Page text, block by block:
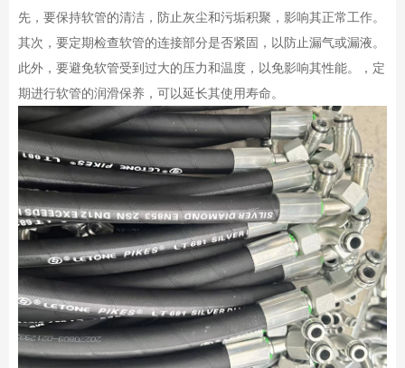
先，要保持软管的清洁，防止灰尘和污垢积聚，影响其正常工作。
其次，要定期检查软管的连接部分是否紧固，以防止漏气或漏液。
此外，要避免软管受到过大的压力和温度，以免影响其性能。，定
期进行软管的润滑保养，可以延长其使用寿命。